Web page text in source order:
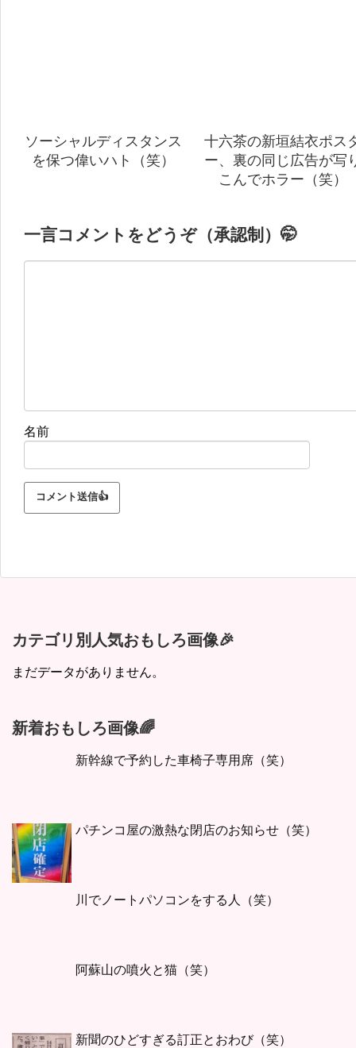
ソーシャルディスタンス
を保つ偉いハト（笑）
十六茶の新垣結衣ポス
ー、裏の同じ広告が写
こんでホラー（笑）
一言コメントをどうぞ（承認制）🤭
名前
カテゴリ別人気おもしろ画像🎉
まだデータがありません。
新着おもしろ画像🌈
新幹線で予約した車椅子専用席（笑）
パチンコ屋の激熱な閉店のお知らせ（笑）
川でノートパソコンをする人（笑）
阿蘇山の噴火と猫（笑）
新聞のひどすぎる訂正とおわび（笑）